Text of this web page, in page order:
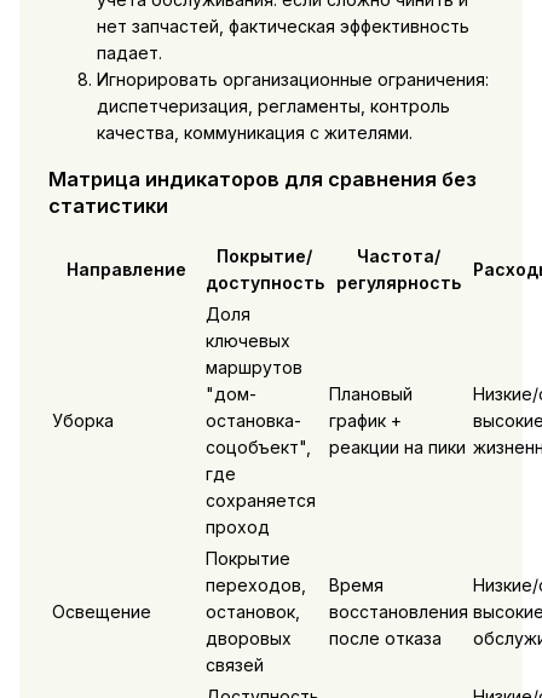
нет запчастей, фактическая эффективность
падает.
Игнорировать организационные ограничения:
диспетчеризация, регламенты, контроль
качества, коммуникация с жителями.
Матрица индикаторов для сравнения без
статистики
Направление
Покрытие/
доступность
Частота/
регулярность
Уборка
Доля
ключевых
маршрутов
"дом-
остановка-
соцобъект",
где
сохраняется
проход
Плановый
график +
реакции на пики
Освещение
Покрытие
переходов,
остановок,
дворовых
связей
Время
восстановления
после отказа